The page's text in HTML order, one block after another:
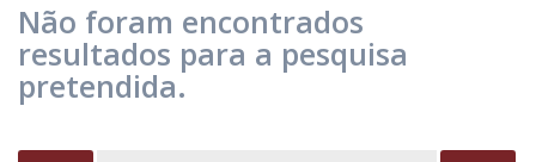
Não foram encontrados
resultados para a pesquisa
pretendida.